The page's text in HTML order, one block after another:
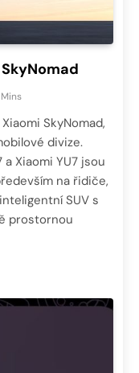
SkyNomad,
divize.
Xiaomi YU7 jsou
na řidiče,
SUV s
prostornou